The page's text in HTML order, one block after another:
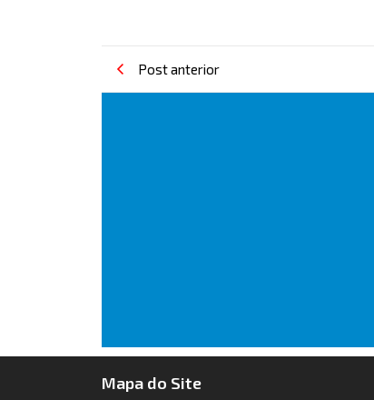
Post anterior
Mapa do Site